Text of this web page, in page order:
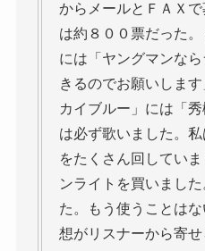
からメールとＦＡＸ
は約８００票だった。
には「ヤングマンな
きるのでお願いしま
カイブルー」には「
は必ず歌いました。
をたくさん回してい
ンライトを買いまし
た。もう使うことは
想がリスナーから寄せ